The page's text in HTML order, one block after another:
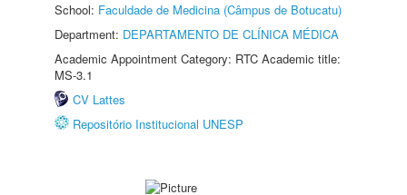
School: Faculdade de Medicina (Câmpus de Botucatu)
Department: DEPARTAMENTO DE CLÍNICA MÉDICA
Academic Appointment Category: RTC Academic title:
MS-3.1
CV Lattes
Repositório Institucional UNESP